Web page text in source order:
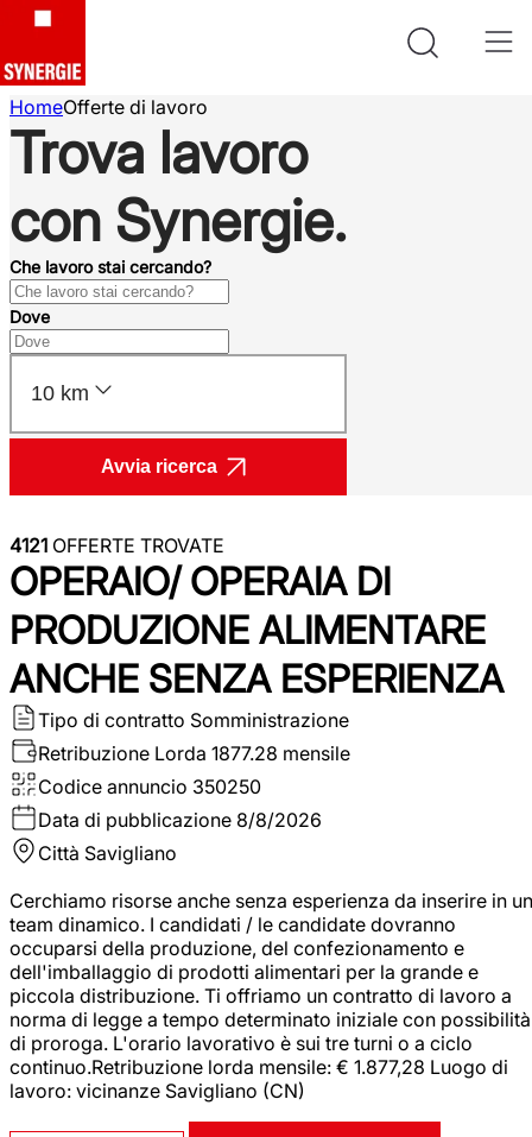
HomeOfferte di lavoro
Trova lavoro
con Synergie.
Che lavoro stai cercando?
Dove
10 km
Avvia ricerca
4121 OFFERTE TROVATE
OPERAIO/ OPERAIA DI
PRODUZIONE ALIMENTARE
ANCHE SENZA ESPERIENZA
Tipo di contratto Somministrazione
Retribuzione Lorda 1877.28 mensile
Codice annuncio 350250
Data di pubblicazione 8/8/2026
Città Savigliano
Cerchiamo risorse anche senza esperienza da inserire in un
team dinamico. I candidati / le candidate dovranno
occuparsi della produzione, del confezionamento e
dell'imballaggio di prodotti alimentari per la grande e
piccola distribuzione. Ti offriamo un contratto di lavoro a
norma di legge a tempo determinato iniziale con possibilità
di proroga. L'orario lavorativo è sui tre turni o a ciclo
continuo.Retribuzione lorda mensile: € 1.877,28 Luogo di
lavoro: vicinanze Savigliano (CN)